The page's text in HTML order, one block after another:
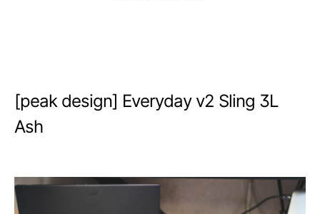
[peak design] Everyday v2 Sling 3L
Ash